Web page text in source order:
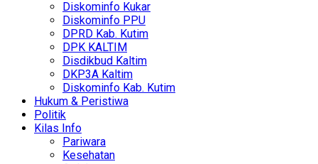
Diskominfo Kukar
Diskominfo PPU
DPRD Kab. Kutim
DPK KALTIM
Disdikbud Kaltim
DKP3A Kaltim
Diskominfo Kab. Kutim
Hukum & Peristiwa
Politik
Kilas Info
Pariwara
Kesehatan